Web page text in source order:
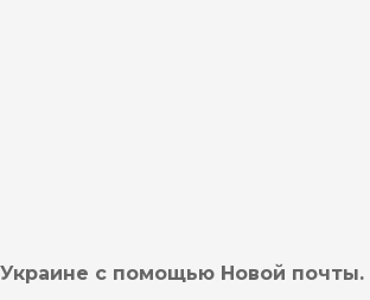
с помощью Новой почты.